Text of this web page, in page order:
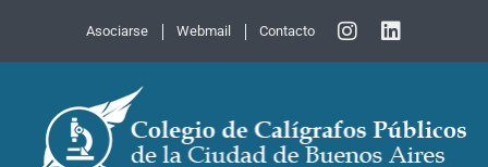
Asociarse Webmail Contacto